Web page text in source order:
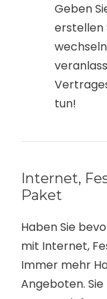
Geben
erstellen
tun!
Internet,
Paket
Haben Sie
mit Internet,
Immer mehr
Angeboten.